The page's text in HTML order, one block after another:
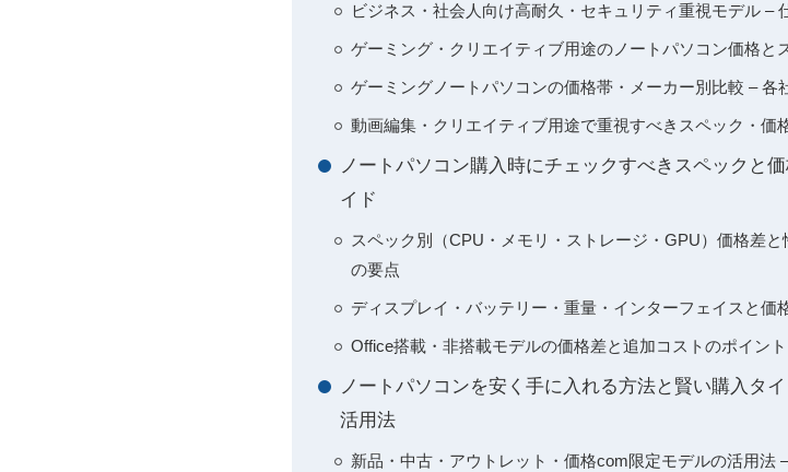
ビジネス・社会人向け高耐久・セキュリティ重視モデル –
ゲーミング・クリエイティブ用途のノートパソコン価格と
ゲーミングノートパソコンの価格帯・メーカー別比較 – 各
動画編集・クリエイティブ用途で重視すべきスペック・価
ノートパソコン購入時にチェックすべきスペックと
イド
スペック別（CPU・メモリ・ストレージ・GPU）価格差
の要点
ディスプレイ・バッテリー・重量・インターフェイスと価
Office搭載・非搭載モデルの価格差と追加コストのポイン
ノートパソコンを安く手に入れる方法と賢い購入タ
活用法
新品・中古・アウトレット・価格com限定モデルの活用法